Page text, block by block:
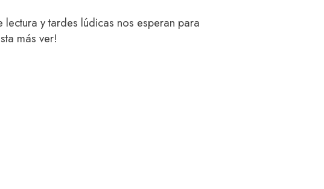
y tardes lúdicas nos esperan para
más ver!